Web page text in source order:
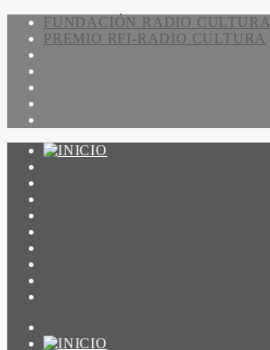
FUNDACIÓN RADIO CULTURA
PREMIO RFI-RADIO CULTURA